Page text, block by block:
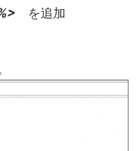
を追加